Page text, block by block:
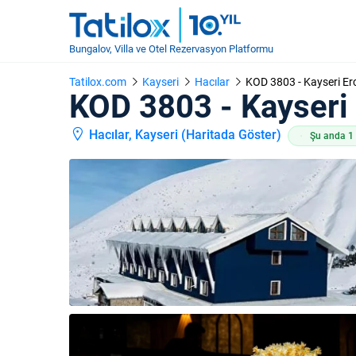
Bungalov, Villa ve Otel Rezervasyon Platformu
Tatilox.com Kayseri Hacılar KOD 3803 - Kayseri
KOD 3803 -
Hacılar, Kayseri (Haritada Göster) Şu anda